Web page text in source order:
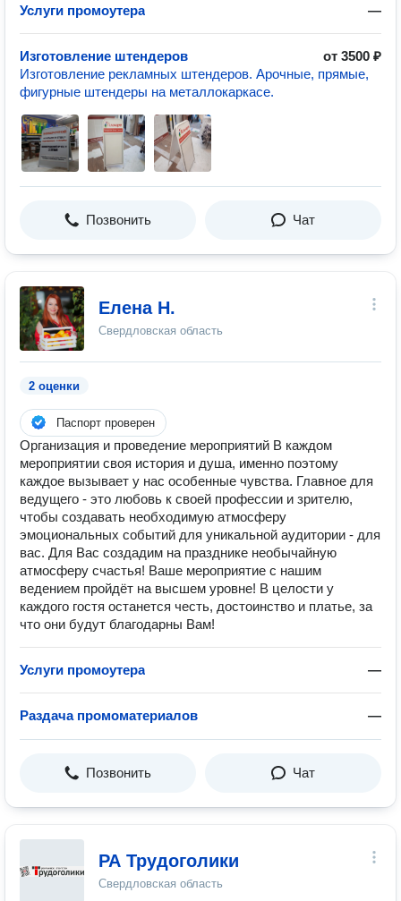
Услуги промоутера —
Изготовление штендеров
от 3500 ₽
Изготовление рекламных штендеров. Арочные, прямые,
фигурные штендеры на металлокаркасе.
Позвонить Чат
Елена Н.
Свердловская область
2 оценки
Паспорт проверен
Организация и проведение мероприятий В каждом
мероприятии своя история и душа, именно поэтому
каждое вызывает у нас особенные чувства. Главное для
ведущего - это любовь к своей профессии и зрителю,
чтобы создавать необходимую атмосферу
эмоциональных событий для уникальной аудитории - для
вас. Для Вас создадим на празднике необычайную
атмосферу счастья! Ваше мероприятие с нашим
ведением пройдёт на высшем уровне! В целости у
каждого гостя останется честь, достоинство и платье, за
что они будут благодарны Вам!
Услуги промоутера —
Раздача промоматериалов —
Позвонить Чат
РА Трудоголики
Свердловская область